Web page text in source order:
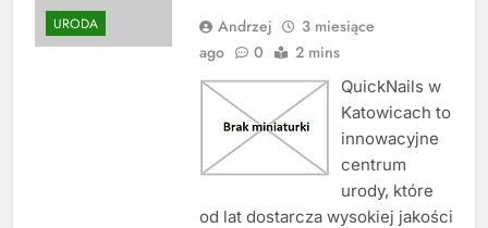
URODA Andrzej
3 miesiące
ago
0 2 mins
QuickNails w
Katowicach to
innowacyjne
centrum
urody, które
od lat dostarcza wysokiej jakości